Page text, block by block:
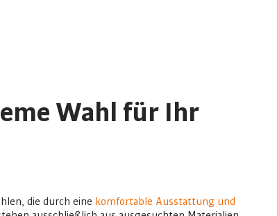
Wahl für Ihr
die durch eine komfortable Ausstattung und